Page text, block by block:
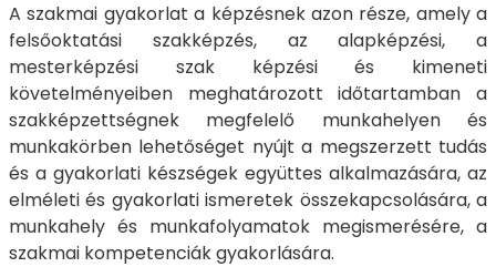
A szakmai gyakorlat a képzésnek azon része, amely a
felsőoktatási szakképzés, az alapképzési, a
mesterképzési szak képzési és kimeneti
követelményeiben meghatározott időtartamban a
szakképzettségnek megfelelő munkahelyen és
munkakörben lehetőséget nyújt a megszerzett tudás
és a gyakorlati készségek együttes alkalmazására, az
elméleti és gyakorlati ismeretek összekapcsolására, a
munkahely és munkafolyamatok megismerésére, a
szakmai kompetenciák gyakorlására.